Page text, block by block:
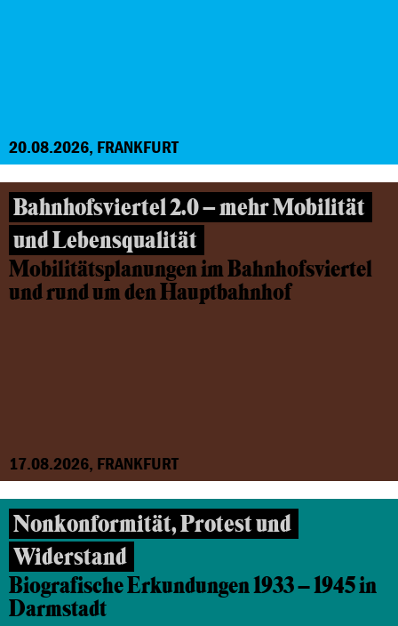
20.08.2026, FRANKFURT
Bahnhofsviertel 2.0 – mehr Mobilität
und Lebensqualität
Mobilitätsplanungen im Bahnhofsviertel
und rund um den Hauptbahnhof
17.08.2026, FRANKFURT
Nonkonformität, Protest und
Widerstand
Biografische Erkundungen 1933 – 1945 in
Darmstadt